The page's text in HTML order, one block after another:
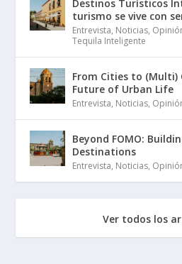
Destinos Turísticos
turismo se vive con
Entrevista, Noticias,
Tequila Inteligente
From Cities to (Multi)
Future of Urban Life
Entrevista, Noticias,
Beyond FOMO:
Destinations
Entrevista, Noticias,
Ver todos los